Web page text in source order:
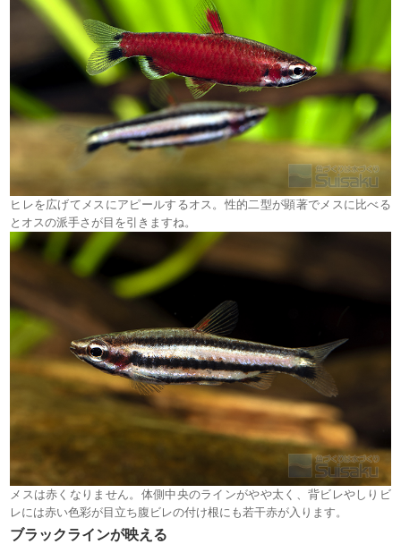
ヒレを広げてメスにアピールするオス。性的二型が顕著でメスに比べる
とオスの派手さが目を引きますね。
メスは赤くなりません。体側中央のラインがやや太く、背ビレやしりビ
レには赤い色彩が目立ち腹ビレの付け根にも若干赤が入ります。
ブラックラインが映える